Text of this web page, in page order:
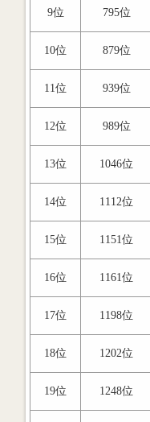
9位 795位
10位 879位
11位 939位
12位 989位
13位 1046位
14位 1112位
15位 1151位
16位 1161位
17位 1198位
18位 1202位
19位 1248位